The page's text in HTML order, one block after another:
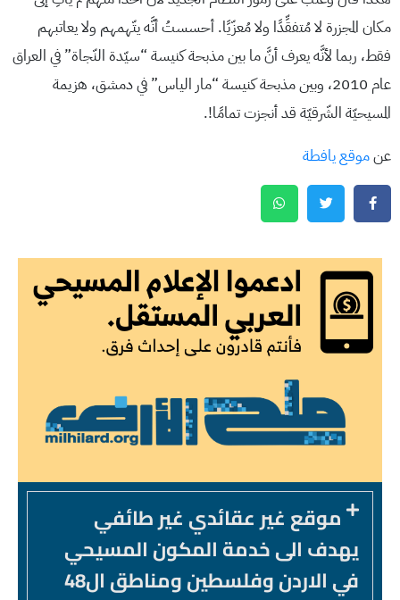
مكان المجزرة لا مُتفقِّدًا ولا مُعزّيًا. أحسستُ أنَّه يتّهمهم ولا يعاتبهم
فقط، ربما لأنَّه يعرف أنَّ ما بين مذبحة كنيسة “سيّدة النّجاة” في العراق
عام 2010، وبين مذبحة كنيسة “مار الياس” في دمشق، هزيمة
المسيحيّة الشّرقيّة قد أنجزت تمامًا!.
عنموقع يافطة
موقع غير عقائدي غير طائفي
يهدف الى خدمة المكون المسيحي
في الاردن وفلسطين ومناطق ال48